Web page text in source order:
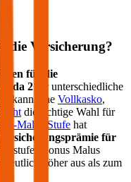
die Versicherung?
für die
2
für unterschiedliche
kann eine Vollkasko,
die richtige Wahl für
Malus Stufe hat
für
(Bonus Malus
höher aus als zum